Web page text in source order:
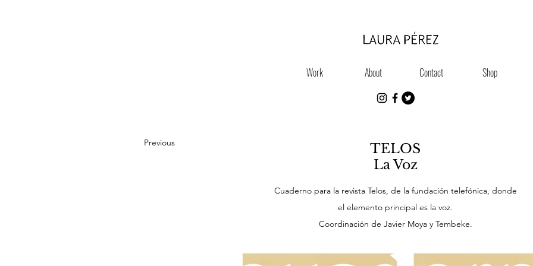
Work About Contact Shop
Previous
TELOS
La Voz
Cuaderno para la revista Telos, de la fundación telefónica, donde
el elemento principal es la voz.
Coordinación de Javier Moya y Tembeke.